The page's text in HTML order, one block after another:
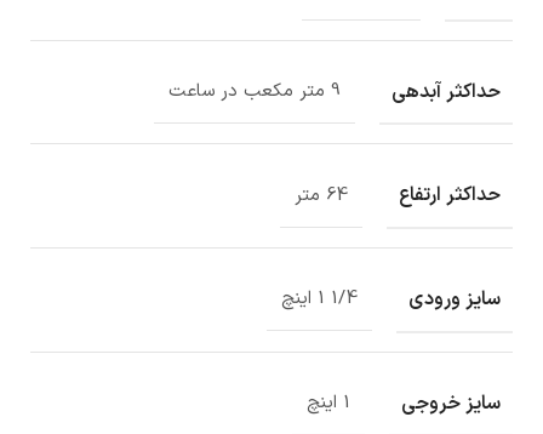
حداکثر آبدهی 9 متر مکعب در ساعت
حداکثر ارتفاع 64 متر
سایز ورودی 1/4 1 اینچ
سایز خروجی 1 اینچ